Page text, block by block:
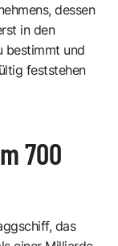
dessen
in den
bestimmt und
feststehen
700
das